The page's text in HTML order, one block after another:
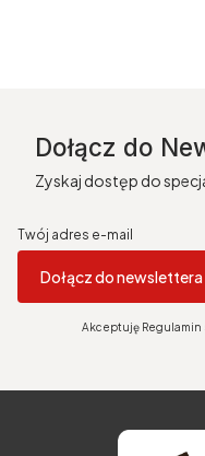
Dołącz do
Zyskaj dostęp do
Twój adres e-mail
Dołącz do newslettera
Akceptuję Regulamin